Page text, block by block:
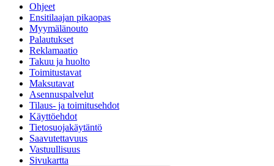
Ohjeet
Ensitilaajan pikaopas
Myymälänouto
Palautukset
Reklamaatio
Takuu ja huolto
Toimitustavat
Maksutavat
Asennuspalvelut
Tilaus- ja toimitusehdot
Käyttöehdot
Tietosuojakäytäntö
Saavutettavuus
Vastuullisuus
Sivukartta